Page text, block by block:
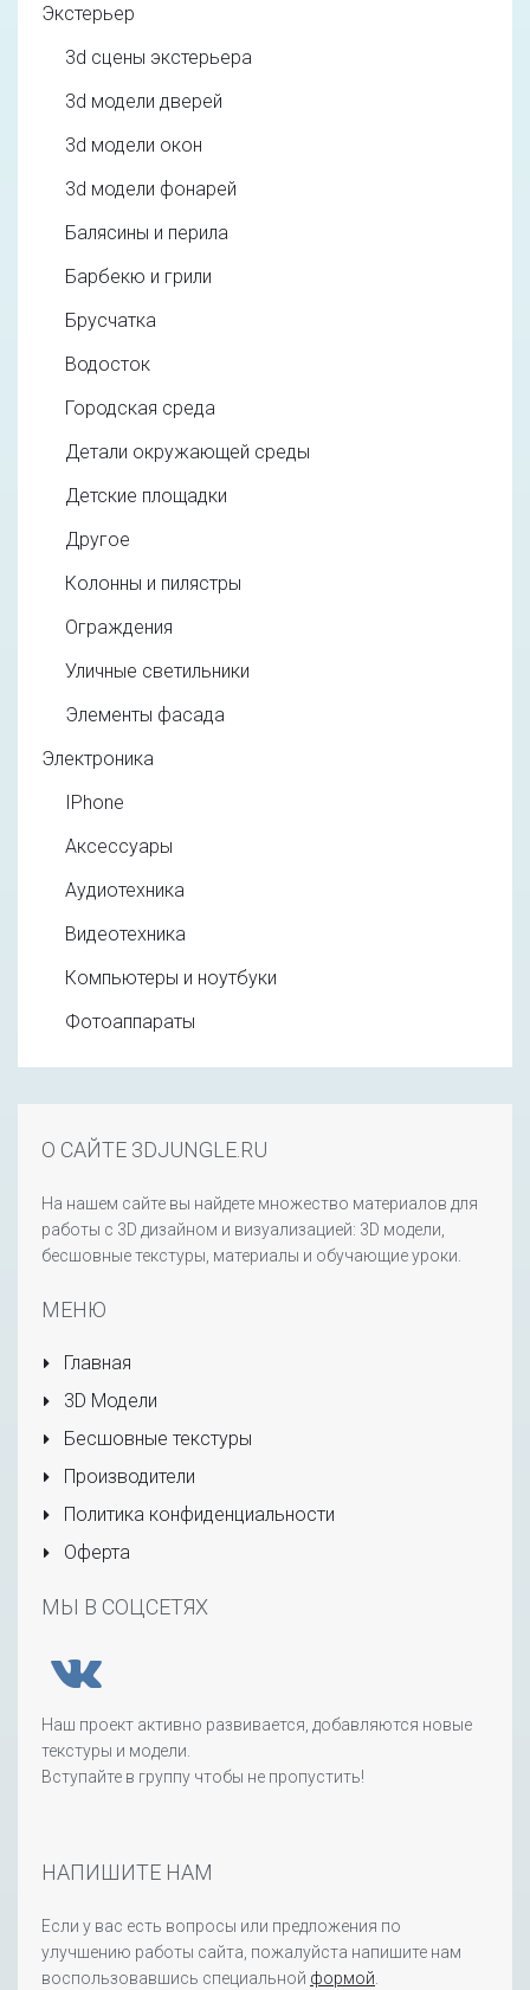
Экстерьер
3d cцены экстерьера
3d модели дверей
3d модели окон
3d модели фонарей
Балясины и перила
Барбекю и грили
Брусчатка
Водосток
Городская среда
Детали окружающей среды
Детские площадки
Другое
Колонны и пилястры
Ограждения
Уличные светильники
Элементы фасада
Электроника
IPhone
Аксессуары
Аудиотехника
Видеотехника
Компьютеры и ноутбуки
Фотоаппараты
О САЙТЕ 3DJUNGLE.RU
На нашем сайте вы найдете множество материалов для
работы с 3D дизайном и визуализацией: 3D модели,
бесшовные текстуры, материалы и обучающие уроки.
МЕНЮ
Главная
3D Модели
Бесшовные текстуры
Производители
Политика конфиденциальности
Оферта
МЫ В СОЦСЕТЯХ
Наш проект активно развивается, добавляются новые
текстуры и модели.
Вступайте в группу чтобы не пропустить!
НАПИШИТЕ НАМ
Если у вас есть вопросы или предложения по
улучшению работы сайта, пожалуйста напишите нам
воспользовавшись специальной формой